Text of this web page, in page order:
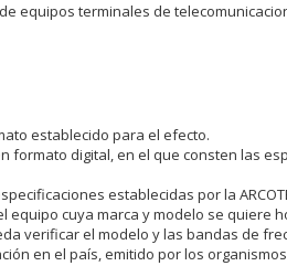
equipos terminales de
establecido para el efecto.
digital, en el que consten las
establecidas por la
equipo cuya marca y modelo se quiere
verificar el modelo y las bandas de
en el país, emitido por los organismos